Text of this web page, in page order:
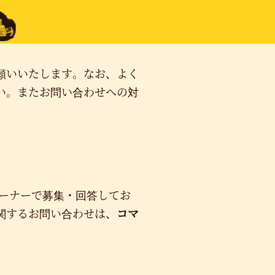
いたします。なお、よく
。またお問い合わせへの対
ナーで募集・回答してお
るお問い合わせは、
コマ